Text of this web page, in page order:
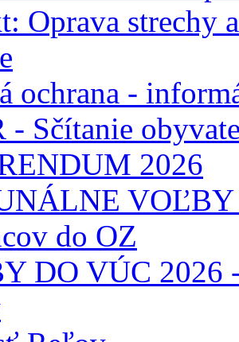
Oprava strechy
ochrana -
- Sčítanie
2026
VOĽBY
do OZ
DO VÚC 2026